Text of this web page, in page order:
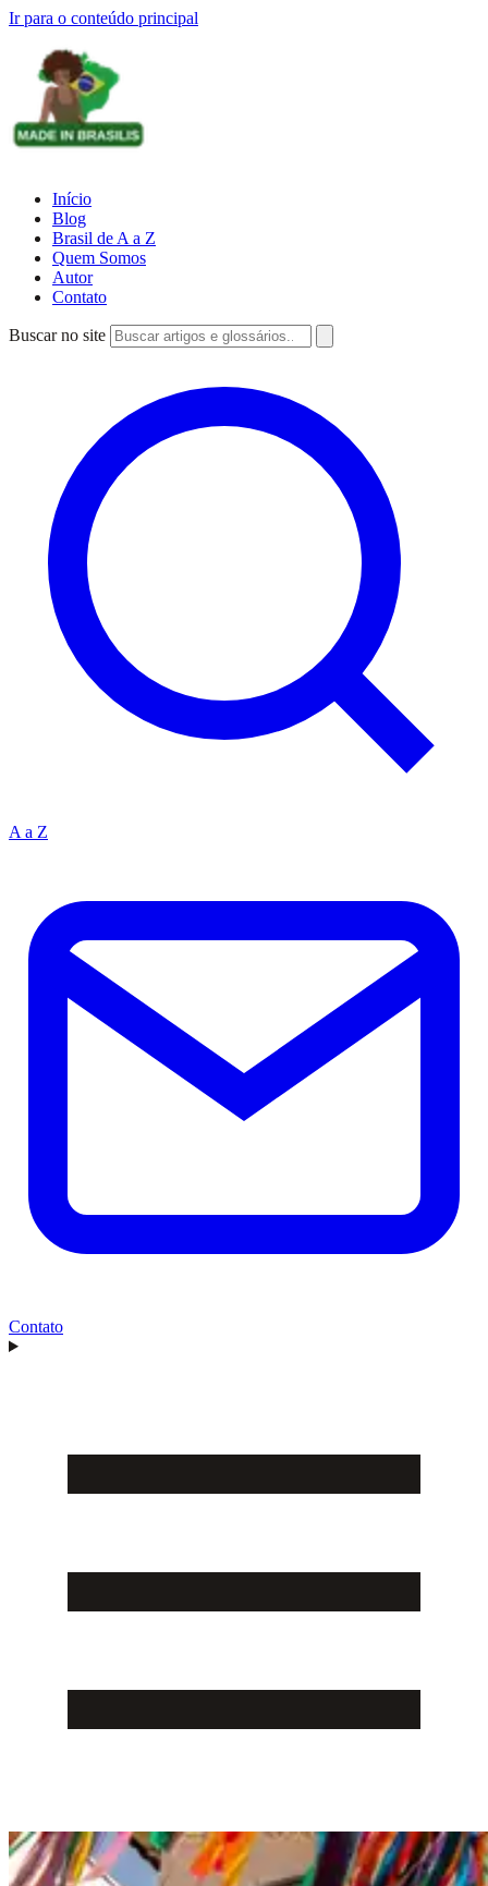
Ir para o conteúdo principal
Início
Blog
Brasil de A a Z
Quem Somos
Autor
Contato
Buscar no site
A a Z
Contato